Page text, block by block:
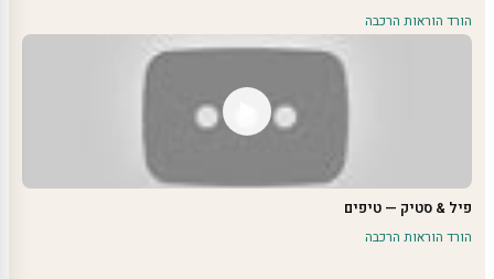
הורד הוראות הרכבה
פיל & סטיק — טיפים
הורד הוראות הרכבה